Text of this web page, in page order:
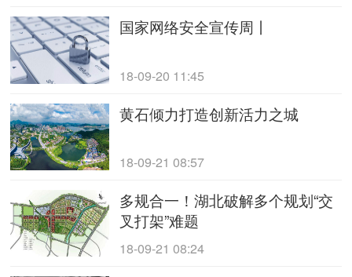
国家网络安全宣传周丨
18-09-20 11:45
黄石倾力打造创新活力之城
18-09-21 08:57
多规合一！湖北破解多个规划“交
叉打架”难题
18-09-21 08:24